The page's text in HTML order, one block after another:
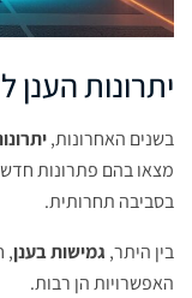
יתרונות
בשנים האחרונות,
מצאו בהם פתרונות
בסביבה תחרותית.
בין היתר, גמישות בענן,
האפשרויות הן רבות.